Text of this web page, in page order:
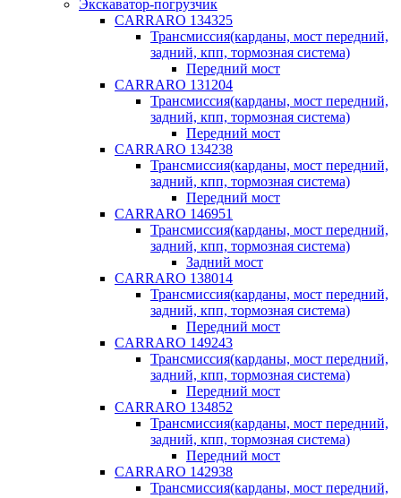
Экскаватор-погрузчик
CARRARO 134325
Трансмиссия(карданы, мост передний,
задний, кпп, тормозная система)
Передний мост
CARRARO 131204
Трансмиссия(карданы, мост передний,
задний, кпп, тормозная система)
Передний мост
CARRARO 134238
Трансмиссия(карданы, мост передний,
задний, кпп, тормозная система)
Передний мост
CARRARO 146951
Трансмиссия(карданы, мост передний,
задний, кпп, тормозная система)
Задний мост
CARRARO 138014
Трансмиссия(карданы, мост передний,
задний, кпп, тормозная система)
Передний мост
CARRARO 149243
Трансмиссия(карданы, мост передний,
задний, кпп, тормозная система)
Передний мост
CARRARO 134852
Трансмиссия(карданы, мост передний,
задний, кпп, тормозная система)
Передний мост
CARRARO 142938
Трансмиссия(карданы, мост передний,